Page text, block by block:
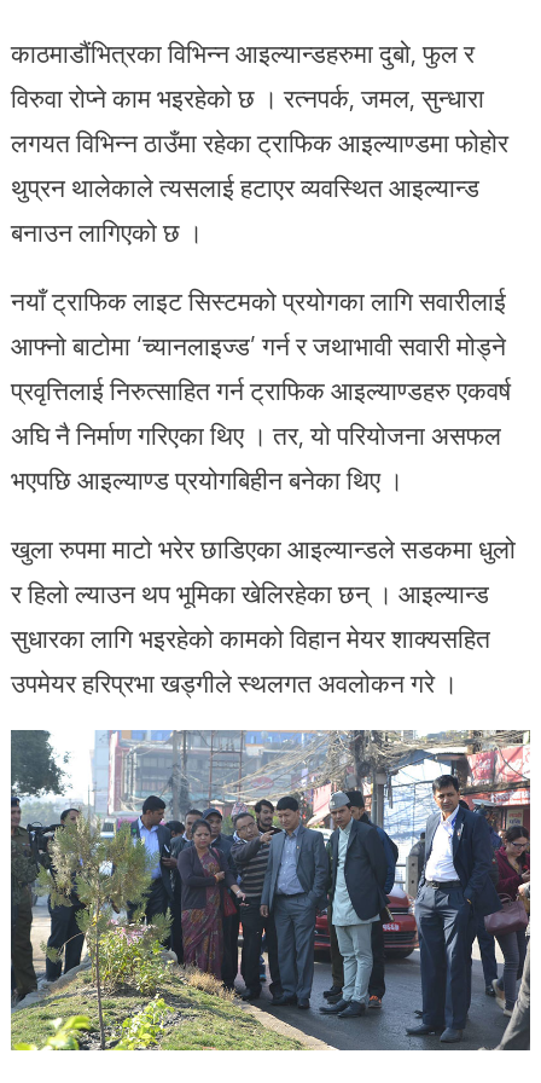
काठमाडौंभित्रका विभिन्न आइल्यान्डहरुमा दुबो, फुल र
विरुवा रोप्ने काम भइरहेको छ । रत्नपर्क, जमल, सुन्धारा
लगयत विभिन्न ठाउँमा रहेका ट्राफिक आइल्याण्डमा फोहोर
थुप्रन थालेकाले त्यसलाई हटाएर व्यवस्थित आइल्यान्ड
बनाउन लागिएको छ ।
नयाँ ट्राफिक लाइट सिस्टमको प्रयोगका लागि सवारीलाई
आफ्नो बाटोमा ‘च्यानलाइज्ड’ गर्न र जथाभावी सवारी मोड्ने
प्रवृत्तिलाई निरुत्साहित गर्न ट्राफिक आइल्याण्डहरु एकवर्ष
अघि नै निर्माण गरिएका थिए । तर, यो परियोजना असफल
भएपछि आइल्याण्ड प्रयोगबिहीन बनेका थिए ।
खुला रुपमा माटो भरेर छाडिएका आइल्यान्डले सडकमा धुलो
र हिलो ल्याउन थप भूमिका खेलिरहेका छन् । आइल्यान्ड
सुधारका लागि भइरहेको कामको विहान मेयर शाक्यसहित
उपमेयर हरिप्रभा खड्गीले स्थलगत अवलोकन गरे ।